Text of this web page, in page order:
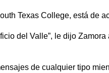
Texas College, está de
del Valle”, le dijo
de cualquier tipo